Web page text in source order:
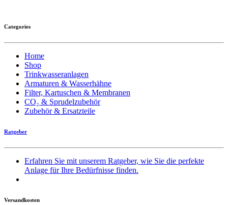
Categories
Home
Shop
Trinkwasseranlagen
Armaturen & Wasserhähne
Filter, Kartuschen & Membranen
CO₂ & Sprudelzubehör
Zubehör & Ersatzteile
Ratgeber
Erfahren Sie mit unserem Ratgeber, wie Sie die perfekte
Anlage für Ihre Bedürfnisse finden.
Versandkosten